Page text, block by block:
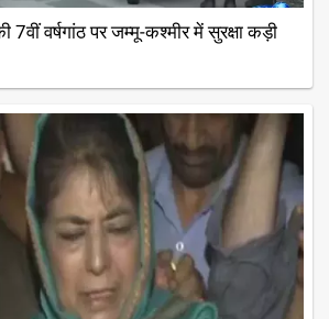
वर्षगांठ पर जम्मू-कश्मीर में सुरक्षा कड़ी